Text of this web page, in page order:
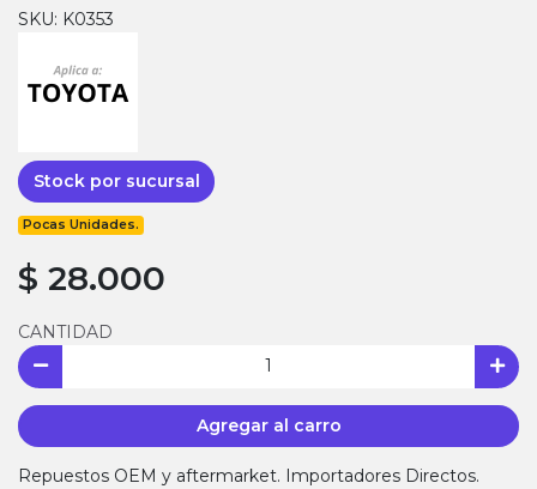
SKU: K0353
Stock por sucursal
Pocas Unidades.
$ 28.000
CANTIDAD
Agregar al carro
Repuestos OEM y aftermarket. Importadores Directos.